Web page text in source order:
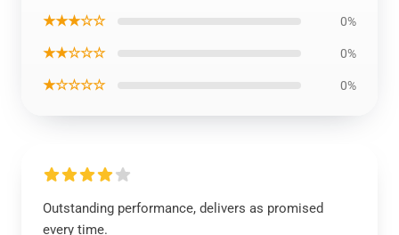
★★★☆☆ 0%
★★☆☆☆ 0%
★☆☆☆☆ 0%
Outstanding performance, delivers as promised
every time.